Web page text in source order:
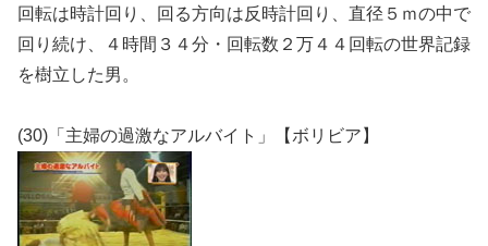
回転は時計回り、回る方向は反時計回り、直径５ｍの中で
回り続け、４時間３４分・回転数２万４４回転の世界記録
を樹立した男。
(30)「主婦の過激なアルバイト」【ボリビア】